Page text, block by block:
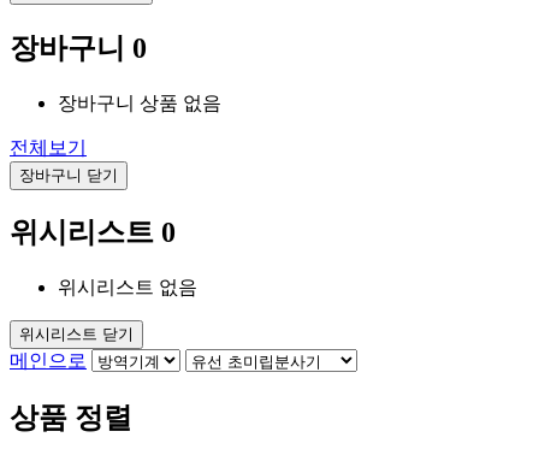
장바구니 0
장바구니 상품 없음
전체보기
장바구니 닫기
위시리스트 0
위시리스트 없음
위시리스트 닫기
메인으로
상품 정렬